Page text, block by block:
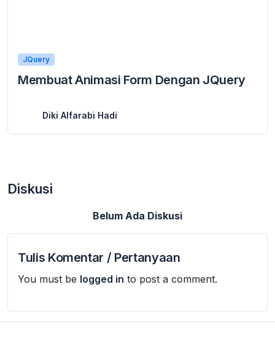
JQuery
Membuat Animasi Form Dengan JQuery
Diki Alfarabi Hadi
Diskusi
Belum Ada Diskusi
Tulis Komentar / Pertanyaan
You must be logged in to post a comment.